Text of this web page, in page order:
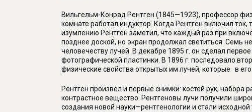
Вильгельм-Конрад Рентген (1845—1923), профессор
комнате работал индуктор. Когда Рентген включил
изумлению Рентген заметил, что каждый раз при
позднее доской, но экран продолжал светиться. Семь
человечеству лучей. В декабре 1895 г. он сделал
фотографической пластинки. В 1896 г. последовало
физические свойства открытых им лучей, которые в
Рентген произвел и первые снимки: костей рук,
контрастное вещество. Рентгеновы лучи получили
создания новой науки—рентгенологии и стали